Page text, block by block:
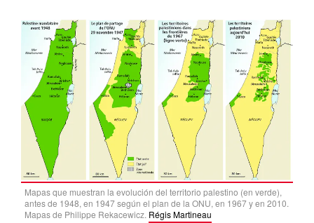
Mapas que muestran la evolución del territorio palestino (en verde),
antes de 1948, en 1947 según el plan de la ONU, en 1967 y en 2010.
Mapas de Philippe Rekacewicz. Régis Martineau